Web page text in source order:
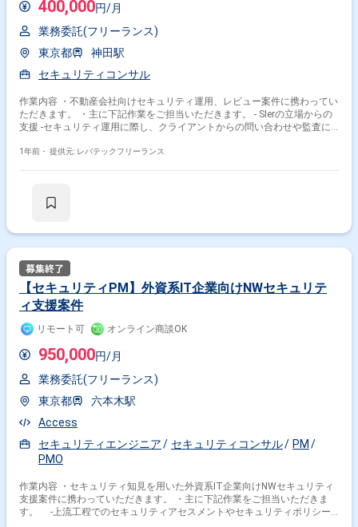
400,000円/月
業務委託(フリーランス)
東京都
神田駅
セキュリティコンサル
作業内容 ・不動産会社向けセキュリティ運用、レビュー案件に携わってい
ただきます。 ・主に下記作業をご担当いただきます。 - SIerの立場からの
支援 -セキュリティ運用に際し、クライアントからの問い合わせや監査に
ドバイス
1年前・ 提供元: レバテックフリーランス
【セキュリティPM】外資系IT企業向けNWセキュリテ
ィ支援案件
リモート可 オンライン商談OK
950,000円/月
業務委託(フリーランス)
東京都
六本木駅
Access
セキュリティエンジニア
セキュリティコンサル
PM
PMO
作業内容 ・セキュリティ知見を用いた外資系IT企業向けNWセキュリティ
支援案件に携わっていただきます。 ・主に下記作業をご担当いただきま
す。 -上流工程でのセキュリティアセスメントやセキュリティポリシー